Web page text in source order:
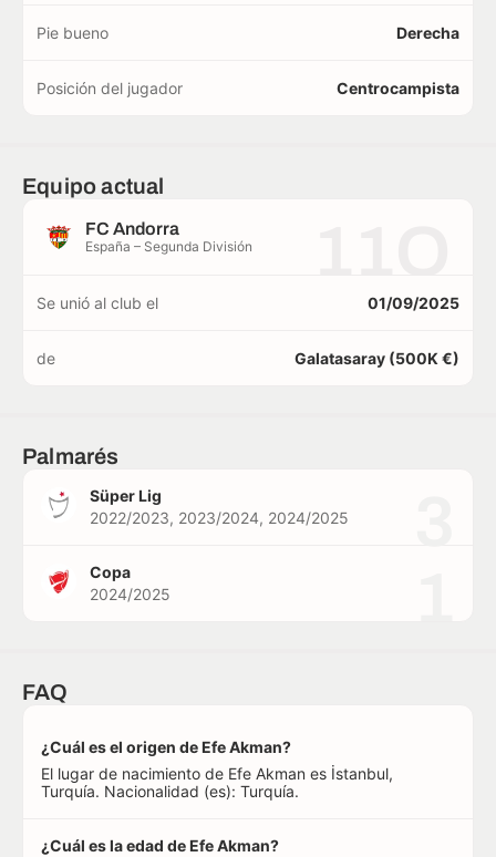
Pie bueno Derecha
Posición del jugador Centrocampista
Equipo actual
FC Andorra
España – Segunda División
Se unió al club el 01/09/2025
de Galatasaray (500K €)
Palmarés
Süper Lig
2022/2023, 2023/2024, 2024/2025
Copa
2024/2025
FAQ
¿Cuál es el origen de Efe Akman?
El lugar de nacimiento de Efe Akman es İstanbul,
Turquía. Nacionalidad (es): Turquía.
¿Cuál es la edad de Efe Akman?